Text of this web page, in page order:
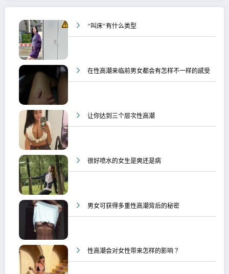
“叫床”有什么类型
在性高潮来临前男女都会有怎样不一样的感受
让你达到三个层次性高潮
很好喷水的女生是爽还是病
男女可获得多重性高潮背后的秘密
性高潮会对女性带来怎样的影响？